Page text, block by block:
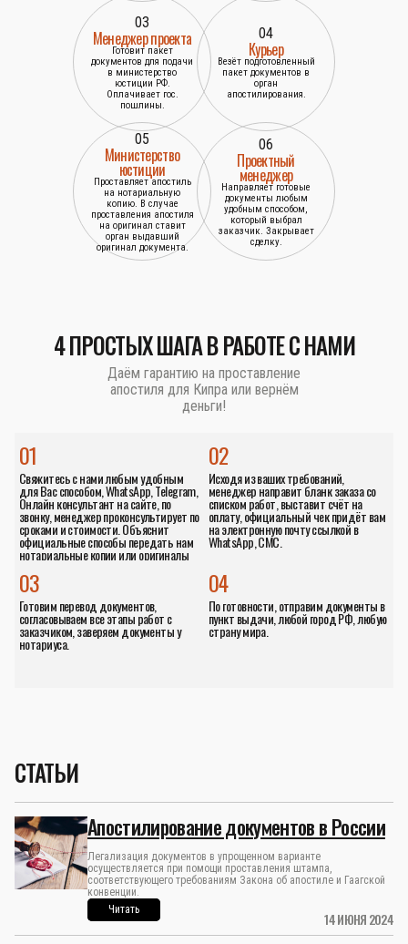
03
Менеджер проекта
Готовит пакет
документов для подачи
в министерство
юстиции РФ.
Оплачивает гос.
пошлины.
04
Курьер
Везёт подготовленный
пакет документов в
орган
апостилирования.
05
Министерство
юстиции
Проставляет апостиль
на нотариальную
копию. В случае
проставления апостиля
на оригинал ставит
орган выдавший
оригинал документа.
06
Проектный
менеджер
Направляет готовые
документы любым
удобным способом,
который выбрал
заказчик. Закрывает
сделку.
4 ПРОСТЫХ ШАГА В РАБОТЕ С НАМИ
Даём гарантию на проставление
апостиля для Кипра или вернём
деньги!
01
Свяжитесь с нами любым удобным
для Вас способом, WhatsApp, Telegram,
Онлайн консультант на сайте, по
звонку, менеджер проконсультирует по
сроками и стоимости. Объяснит
официальные способы передать нам
нотариальные копии или оригиналы
02
Исходя из ваших требований,
менеджер направит бланк заказа со
списком работ, выставит счёт на
оплату, официальный чек придёт вам
на электронную почту ссылкой в
WhatsApp, СМС.
04
По готовности, отправим документы в
пункт выдачи, любой город РФ, любую
страну мира.
03
Готовим перевод документов,
согласовываем все этапы работ с
заказчиком, заверяем документы у
нотариуса.
СТАТЬИ
14 ИЮНЯ 2024
Апостилирование документов в России
Легализация документов в упрощенном варианте
осуществляется при помощи проставления штампа,
соответствующего требованиям Закона об апостиле и Гаагской
конвенции.
Читать